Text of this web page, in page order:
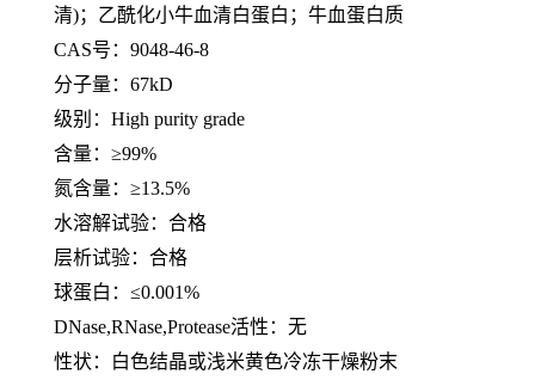
清)；乙酰化小牛血清白蛋白；牛血蛋白质
CAS号：9048-46-8
分子量： 67kD
级别： High purity grade
含量： ≥99%
氮含量： ≥13.5%
水溶解试验：合格
层析试验：合格
球蛋白： ≤0.001%
DNase,RNase,Protease活性：无
性状：白色结晶或浅米黄色冷冻干燥粉末